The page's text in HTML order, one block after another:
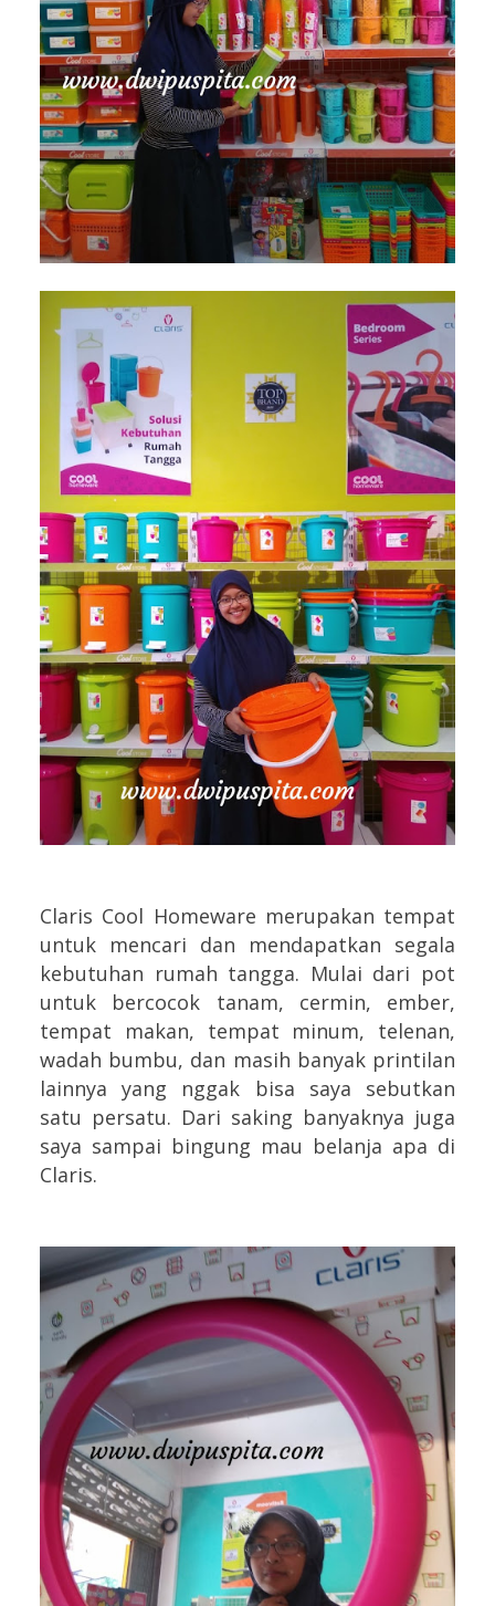
Claris Cool Homeware merupakan tempat
untuk mencari dan mendapatkan segala
kebutuhan rumah tangga. Mulai dari pot
untuk bercocok tanam, cermin, ember,
tempat makan, tempat minum, telenan,
wadah bumbu, dan masih banyak printilan
lainnya yang nggak bisa saya sebutkan
satu persatu. Dari saking banyaknya juga
saya sampai bingung mau belanja apa di
Claris.